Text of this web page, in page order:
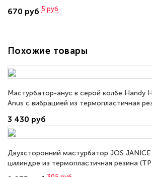
670 руб 5 руб
Похожие товары
Мастурбатор-анус в серой колбе Handy
Anus с вибрацией из термопластичная
3 430 руб
Двухсторонний мастурбатор JOS
цилиндре из термопластичная резина